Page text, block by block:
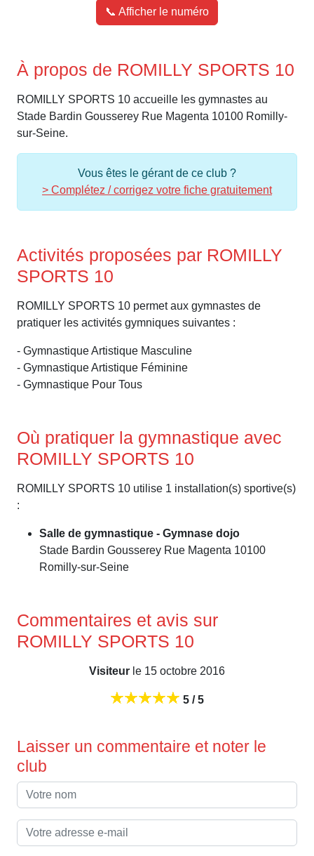
📞 Afficher le numéro
À propos de ROMILLY SPORTS 10
ROMILLY SPORTS 10 accueille les gymnastes au
Stade Bardin Gousserey Rue Magenta 10100 Romilly-
sur-Seine.
Vous êtes le gérant de ce club ?
> Complétez / corrigez votre fiche gratuitement
Activités proposées par ROMILLY
SPORTS 10
ROMILLY SPORTS 10 permet aux gymnastes de
pratiquer les activités gymniques suivantes :
- Gymnastique Artistique Masculine
- Gymnastique Artistique Féminine
- Gymnastique Pour Tous
Où pratiquer la gymnastique avec
ROMILLY SPORTS 10
ROMILLY SPORTS 10 utilise 1 installation(s) sportive(s)
:
Salle de gymnastique - Gymnase dojo
Stade Bardin Gousserey Rue Magenta 10100
Romilly-sur-Seine
Commentaires et avis sur
ROMILLY SPORTS 10
Visiteur le 15 octobre 2016
5 / 5
Laisser un commentaire et noter le
club